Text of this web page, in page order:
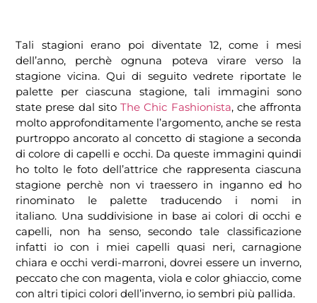
Tali stagioni erano poi diventate 12, come i mesi
dell’anno, perchè ognuna poteva virare verso la
stagione vicina. Qui di seguito vedrete riportate le
palette per ciascuna stagione, tali immagini sono
state prese dal sito The Chic Fashionista, che affronta
molto approfonditamente l’argomento, anche se resta
purtroppo ancorato al concetto di stagione a seconda
di colore di capelli e occhi. Da queste immagini quindi
ho tolto le foto dell’attrice che rappresenta ciascuna
stagione perchè non vi traessero in inganno ed ho
rinominato le palette traducendo i nomi in
italiano. Una suddivisione in base ai colori di occhi e
capelli, non ha senso, secondo tale classificazione
infatti io con i miei capelli quasi neri, carnagione
chiara e occhi verdi-marroni, dovrei essere un inverno,
peccato che con magenta, viola e color ghiaccio, come
con altri tipici colori dell’inverno, io sembri più pallida.